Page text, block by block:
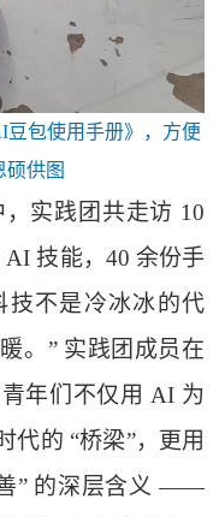
豆包使用手册》，方便
硕供图
实践团共走访 10
技能，40 余份手
技不是冷冰冰的代
。” 实践团成员在
年们不仅用 AI 为
代的 “桥梁”，更用
” 的深层含义 ——